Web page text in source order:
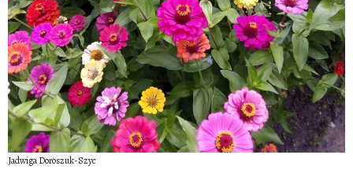
Jadwiga Doroszuk-Szyc